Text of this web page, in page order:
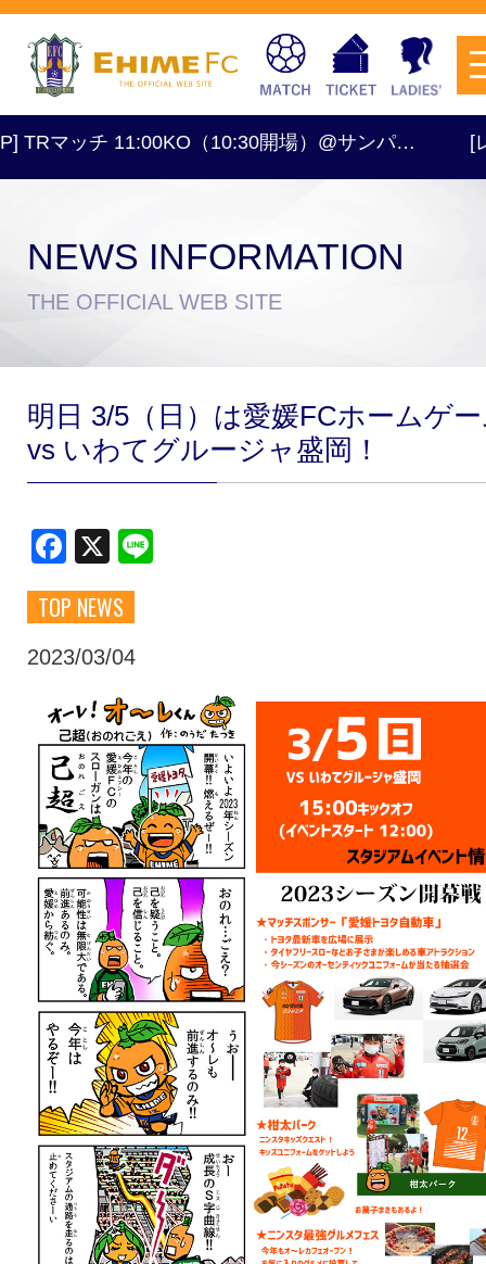
試合日程・結果 アクセス
スクール
チケットを購入
トップチーム アカデミー
スポンサー グッズ
特設ページ
ッチ 11:00KO（10:30開場）@サンパ… [レデ
NEWS INFORMATION
THE OFFICIAL WEB SITE
明日 3/5（日）は愛媛FCホームゲ
vs いわてグルージャ盛岡！
Facebook
X
TOP NEWS
2023/03/04